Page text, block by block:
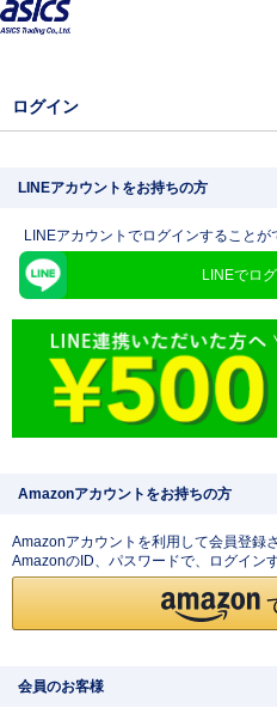
ログイン
LINEアカウントをお持ちの方
LINEアカウントでログインすることが
LINEでロ
Amazonアカウントをお持ちの方
Amazonアカウントを利用して会員登録
AmazonのID、パスワードで、ログイン
会員のお客様